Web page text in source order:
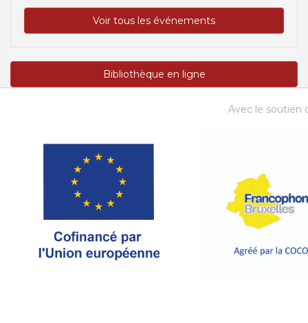
Voir tous les événements
Bibliothèque en ligne
Avec le soutien